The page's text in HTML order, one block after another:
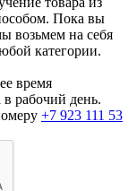
Пока вы
возьмем на себя
категории.
время
рабочий день.
+7 923 111 53